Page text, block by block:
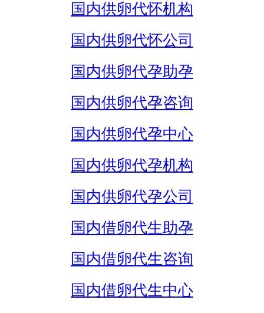
国内供卵代怀机构
国内供卵代怀公司
国内供卵代孕助孕
国内供卵代孕咨询
国内供卵代孕中心
国内供卵代孕机构
国内供卵代孕公司
国内借卵代生助孕
国内借卵代生咨询
国内借卵代生中心